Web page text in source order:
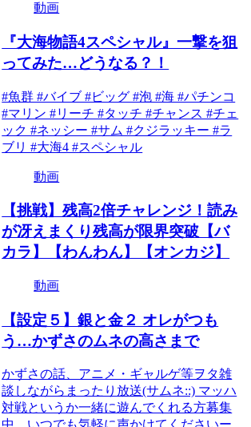
動画
『大海物語4スペシャル』一撃を狙
ってみた…どうなる？！
#魚群 #バイブ #ビッグ #泡 #海 #パチンコ
#マリン #リーチ #タッチ #チャンス #チェ
ック #ネッシー #サム #クジラッキー #ラ
ブリ #大海4 #スペシャル
動画
【挑戦】残高2倍チャレンジ！読み
が冴えまくり残高が限界突破【バ
カラ】【わんわん】【オンカジ】
動画
【設定５】銀と金２ オレがつも
う…かずさのムネの高さまで
かずさの話、アニメ・ギャルゲ等ヲタ雑
談しながらまったり放送(サムネ::) マッハ
対戦というか一緒に遊んでくれる方募集